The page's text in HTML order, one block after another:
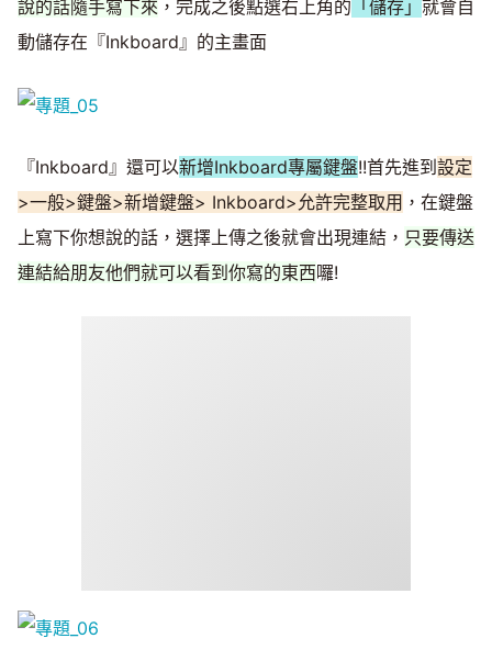
說的話隨手寫下來 ，完成之後點選右上角的 「儲存」 就會自
動儲存在『Inkboard』的主畫面
『Inkboard』還可以新增Inkboard專屬鍵盤!!首先進到設定
>一般>鍵盤>新增鍵盤> Inkboard>允許完整取用 ，在鍵盤
上寫下你想說的話，選擇上傳之後就會出現連結， 只要傳送
連結給朋友他們就可以看到你寫的東西囉!